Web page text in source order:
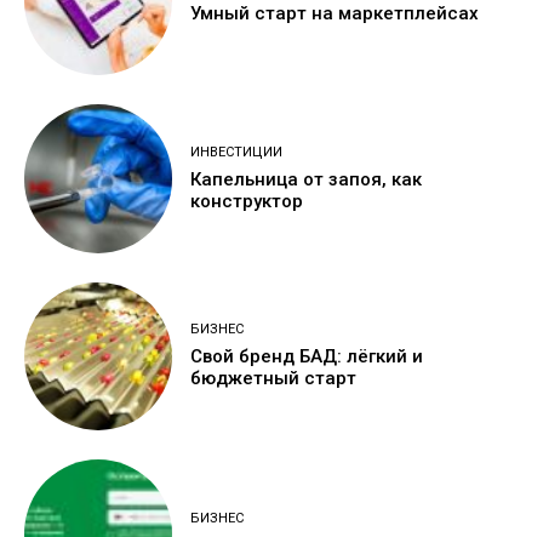
Умный старт на маркетплейсах
ИНВЕСТИЦИИ
Капельница от запоя, как
конструктор
БИЗНЕС
Свой бренд БАД: лёгкий и
бюджетный старт
БИЗНЕС